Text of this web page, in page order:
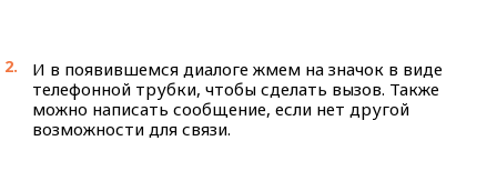
И в появившемся диалоге жмем на значок в виде
телефонной трубки, чтобы сделать вызов. Также
можно написать сообщение, если нет другой
возможности для связи.